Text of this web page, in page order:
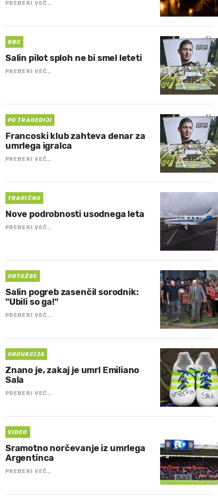
PREBERI VEČ…
BBC
Salin pilot sploh ne bi smel leteti
PREBERI VEČ…
PO TRAGEDIJI
Francoski klub zahteva denar za
umrlega igralca
PREBERI VEČ…
TRAGIČNO
Nove podrobnosti usodnega leta
PREBERI VEČ…
OBTOŽBE
Salin pogreb zasenčil sorodnik:
"Ubili so ga!"
PREBERI VEČ…
OBDUKCIJA
Znano je, zakaj je umrl Emiliano
Sala
PREBERI VEČ…
VIDEO
Sramotno norčevanje iz umrlega
Argentinca
PREBERI VEČ…